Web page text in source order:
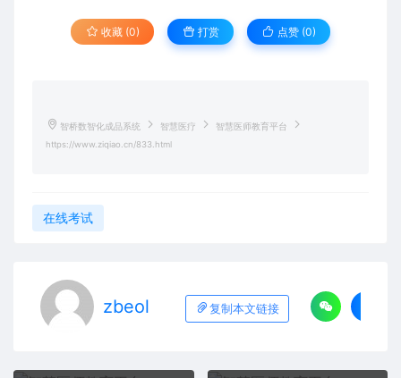
收藏 (0) 打赏 点赞 (0)
智桥数智化成品系统 智慧医疗
智慧医师教育平台
https://www.ziqiao.cn/833.html
在线考试
zbeol 复制本文链接